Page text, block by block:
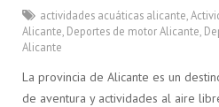
actividades acuáticas alicante
Alicante Deportes de motor Alicante
Alicante
La provincia de Alicante es un
de aventura y actividades al aire